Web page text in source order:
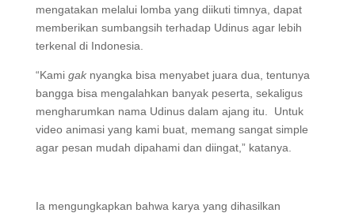
mengatakan melalui lomba yang diikuti timnya, dapat
memberikan sumbangsih terhadap Udinus agar lebih
terkenal di Indonesia.
“Kami gaknyangka bisa menyabet juara dua, tentunya
bangga bisa mengalahkan banyak peserta, sekaligus
mengharumkan nama Udinus dalam ajang itu. Untuk
video animasi yang kami buat, memang sangat simple
agar pesan mudah dipahami dan diingat,” katanya.
Ia mengungkapkan bahwa karya yang dihasilkan